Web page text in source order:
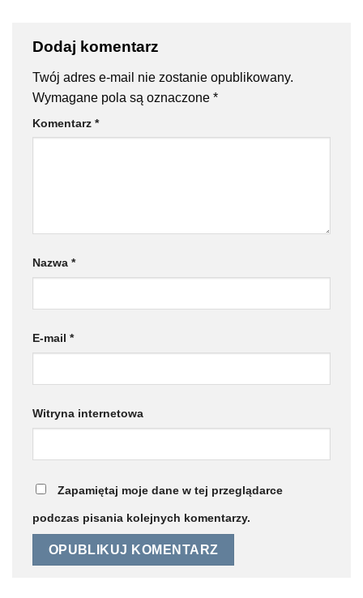
Dodaj komentarz
Twój adres e-mail nie zostanie opublikowany.
Wymagane pola są oznaczone *
Komentarz *
Nazwa *
E-mail *
Witryna internetowa
Zapamiętaj moje dane w tej przeglądarce
podczas pisania kolejnych komentarzy.